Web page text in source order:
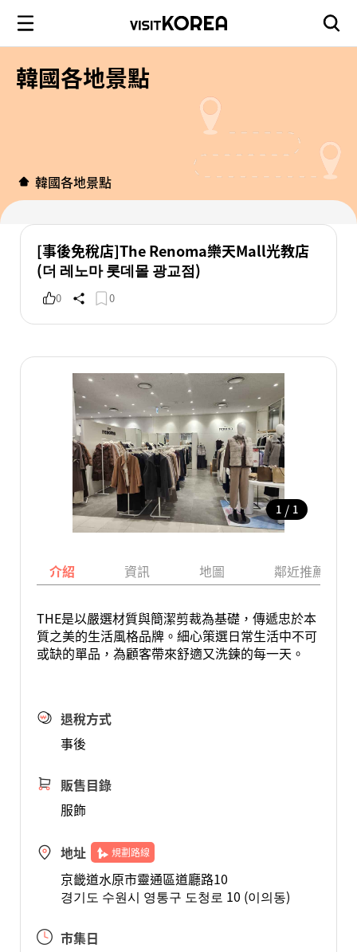
韓國各地景點
韓國各地景點
[事後免稅店]The Renoma樂天Mall光教店
(더 레노마 롯데몰 광교점)
0 0
1 / 1
介紹 資訊 地圖 鄰近推薦景點
THE是以嚴選材質與簡潔剪裁為基礎，傳遞忠於本
質之美的生活風格品牌。細心策選日常生活中不可
或缺的單品，為顧客帶來舒適又洗鍊的每一天。
退稅方式
事後
販售目錄
服飾
地址 規劃路線
京畿道水原市靈通區道廳路10
경기도 수원시 영통구 도청로 10 (이의동)
市集日